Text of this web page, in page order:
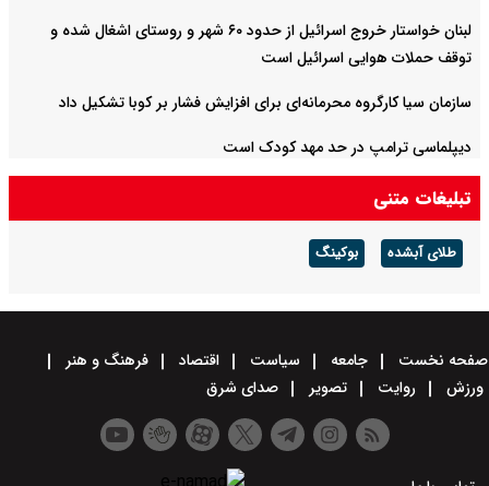
لبنان خواستار خروج اسرائیل از حدود ۶۰ شهر و روستای اشغال شده‌ و
توقف حملات هوایی اسرائیل است
سازمان سیا کارگروه محرمانه‌ای برای افزایش فشار بر کوبا تشکیل داد
دیپلماسی ترامپ در حد مهد کودک است
تبلیغات متنی
طلای آبشده بوکینگ
صفحه نخست جامعه سیاست اقتصاد
فرهنگ و هنر
ورزش
روایت تصویر صدای شرق